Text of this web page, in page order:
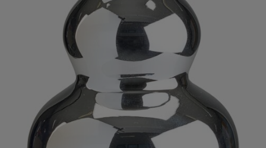
bútorok
matracok
és kiegészítők
kiegészítők